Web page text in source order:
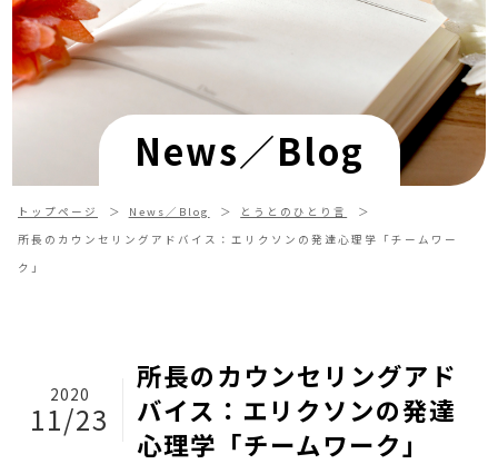
News／Blog
トップページ News／Blog
とうとのひとり言
所長のカウンセリングアドバイス：エリクソンの発達心理学「チームワー
ク」
所長のカウンセリングアド
バイス：エリクソンの発達
心理学「チームワーク」
2020
11/23